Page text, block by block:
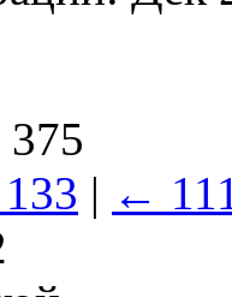
| ←